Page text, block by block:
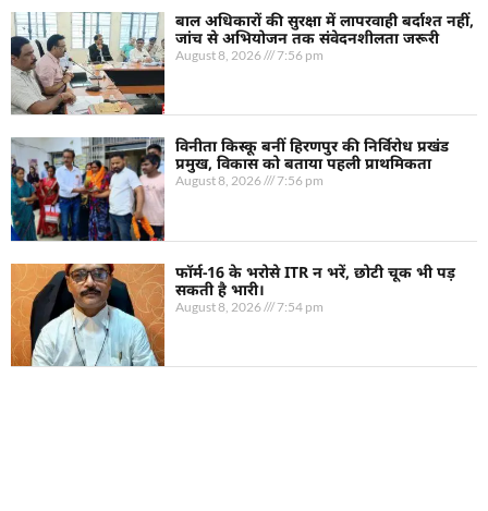
बाल अधिकारों की सुरक्षा में लापरवाही बर्दाश्त नहीं,
जांच से अभियोजन तक संवेदनशीलता जरूरी
August 8, 2026 7:56 pm
विनीता किस्कू बनीं हिरणपुर की निर्विरोध प्रखंड
प्रमुख, विकास को बताया पहली प्राथमिकता
August 8, 2026 7:56 pm
फॉर्म-16 के भरोसे ITR न भरें, छोटी चूक भी पड़
सकती है भारी।
August 8, 2026 7:54 pm